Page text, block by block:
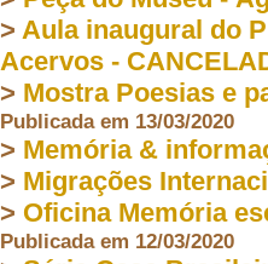
> Aula inaugural do
Acervos -
> Mostra Poesias e
Publicada em 13/03/2020
> Memória &
> Migrações
> Oficina Memória
Publicada em 12/03/2020